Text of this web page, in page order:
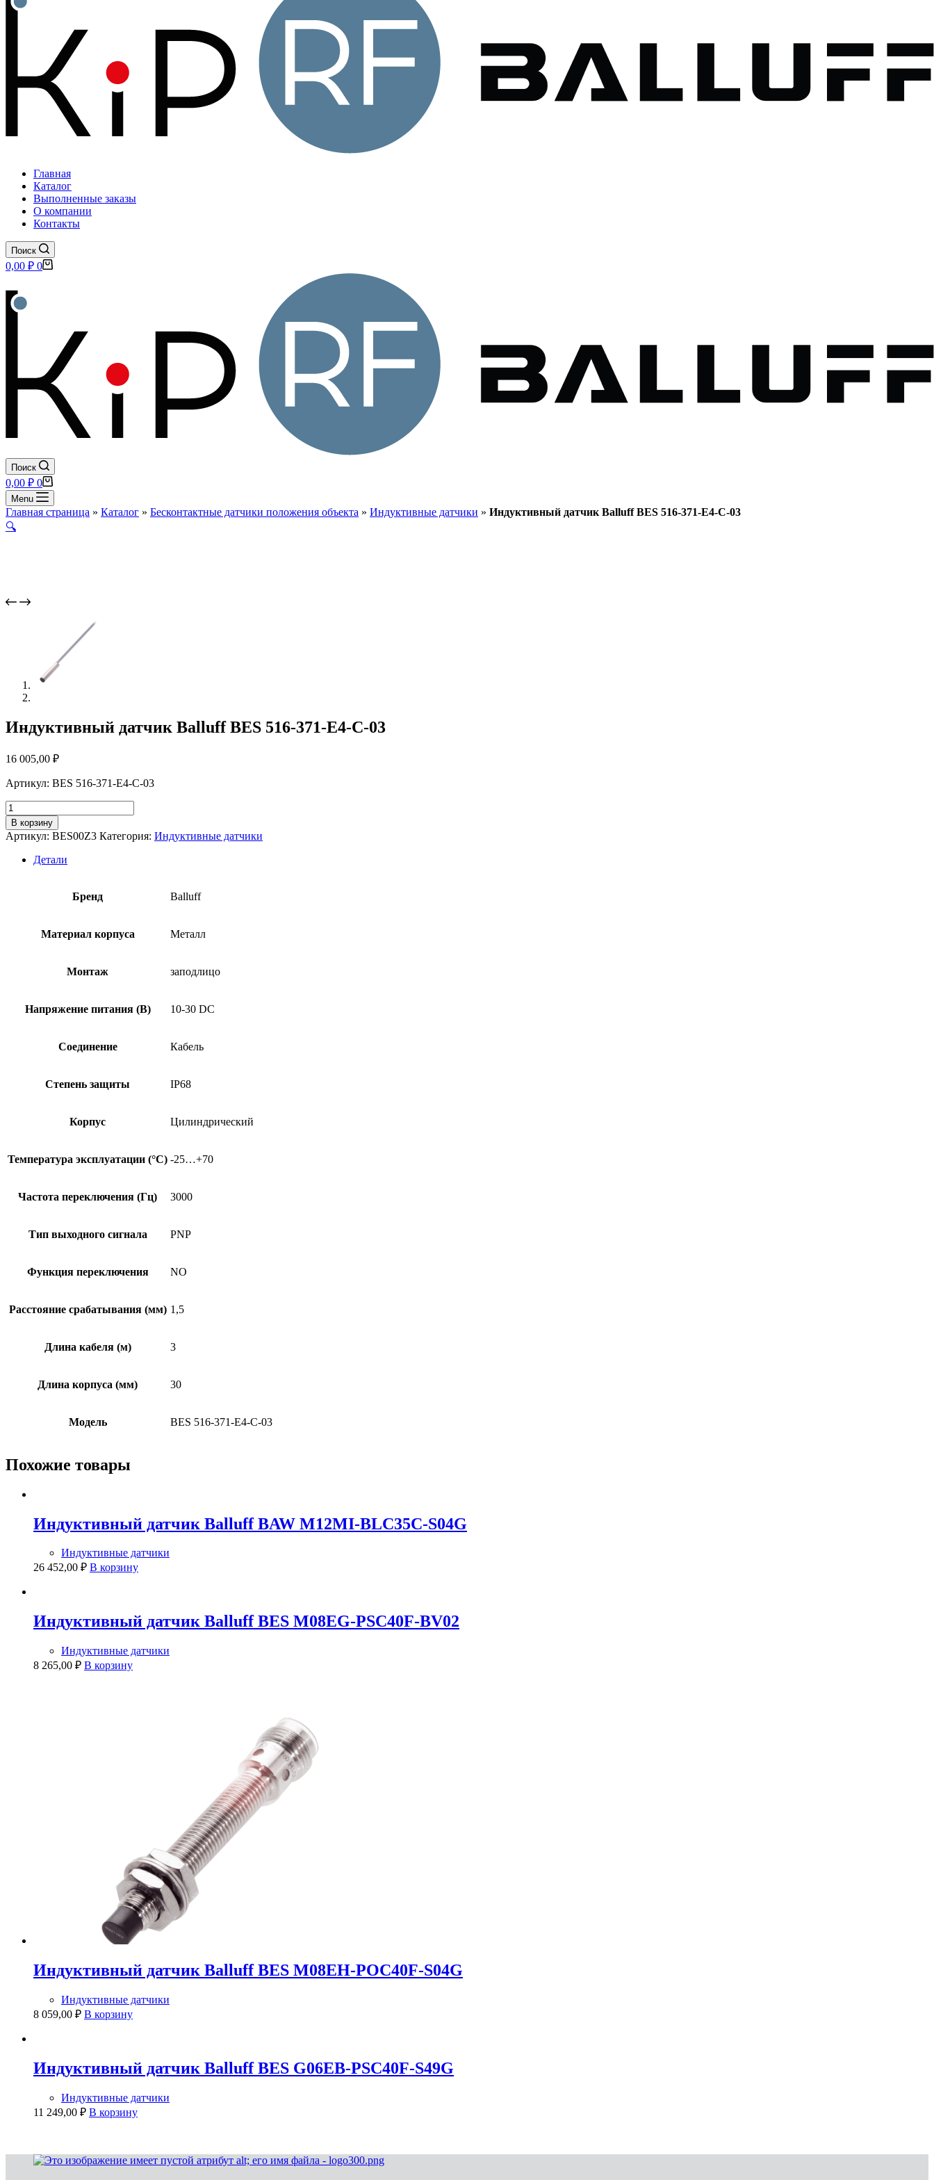
Главная
Каталог
Выполненные заказы
О компании
Контакты
Поиск
Корзина
0,00 ₽ 0
Поиск
Корзина
0,00 ₽ 0
Menu
Главная страница » Каталог » Бесконтактные датчики положения объекта » Индуктивные датчики » Индуктивный датчик Balluff BES 516-371-E4-C-03
🔍
Индуктивный датчик Balluff BES 516-371-E4-C-03
16 005,00 ₽
Артикул: BES 516-371-E4-C-03
Количество
товара
Индуктивный
датчик
Balluff
В корзину
Артикул: BES00Z3 Категория: Индуктивные датчики
Детали
Бренд Balluff
Материал корпуса Металл
Монтаж заподлицо
Напряжение питания (В) 10-30 DC
Соединение Кабель
Степень защиты IP68
Корпус Цилиндрический
Температура эксплуатации (°C) -25…+70
Частота переключения (Гц) 3000
Тип выходного сигнала PNP
Функция переключения NO
Расстояние срабатывания (мм) 1,5
Длина кабеля (м) 3
Длина корпуса (мм) 30
Модель BES 516-371-E4-C-03
Похожие товары
Индуктивный датчик Balluff BAW M12MI-BLC35C-S04G
Индуктивные датчики
26 452,00 ₽ В корзину
Индуктивный датчик Balluff BES M08EG-PSC40F-BV02
Индуктивные датчики
8 265,00 ₽ В корзину
Индуктивный датчик Balluff BES M08EH-POC40F-S04G
Индуктивные датчики
8 059,00 ₽ В корзину
Индуктивный датчик Balluff BES G06EB-PSC40F-S49G
Индуктивные датчики
11 249,00 ₽ В корзину